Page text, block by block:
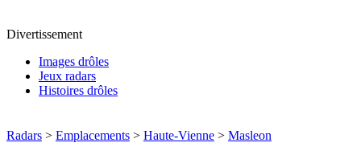
Divertissement
Images drôles
Jeux radars
Histoires drôles
Radars > Emplacements > Haute-Vienne > Masleon